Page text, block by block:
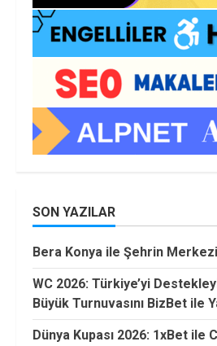
SON YAZILAR
Bera Konya ile Şehrin
WC 2026: Türkiye’yi
Büyük Turnuvasını BizBet ile
Dünya Kupası 2026: 1xBet ile